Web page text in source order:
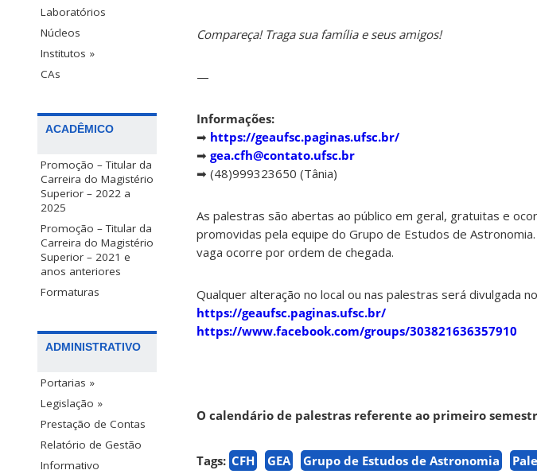
Laboratórios
Núcleos
Institutos »
CAs
ACADÊMICO
Promoção – Titular da
Carreira do Magistério
Superior – 2022 a
2025
Promoção – Titular da
Carreira do Magistério
Superior – 2021 e
anos anteriores
Formaturas
ADMINISTRATIVO
Portarias »
Legislação »
Prestação de Contas
Relatório de Gestão
Informativo
Compareça! Traga sua família e seus amigos!
—
Informações:
➡ https://geaufsc.paginas.ufsc.br/
➡ gea.cfh@contato.ufsc.br
➡ (48)999323650 (Tânia)
As palestras são abertas ao público em geral, gratuitas e
promovidas pela equipe do Grupo de Estudos de
vaga ocorre por ordem de chegada.
Qualquer alteração no local ou nas palestras será divulgada
https://geaufsc.paginas.ufsc.br/
https://www.facebook.com/groups/303821636357910
O calendário de palestras referente ao primeiro
Tags: CFH GEA Grupo de Estudos de Astronomia